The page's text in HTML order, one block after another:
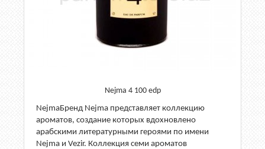
Nejma 4 100 edp
NejmaБренд Nejma представляет коллекцию
ароматов, создание которых вдохновлено
арабскими литературными героями по имени
Nejma и Vezir. Коллекция семи ароматов